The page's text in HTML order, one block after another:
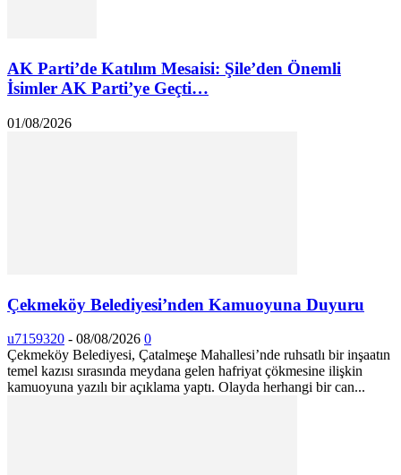
AK Parti’de Katılım Mesaisi: Şile’den Önemli
İsimler AK Parti’ye Geçti…
01/08/2026
Çekmeköy Belediyesi’nden Kamuoyuna Duyuru
u7159320 - 08/08/2026 0
Çekmeköy Belediyesi, Çatalmeşe Mahallesi’nde ruhsatlı bir inşaatın
temel kazısı sırasında meydana gelen hafriyat çökmesine ilişkin
kamuoyuna yazılı bir açıklama yaptı. Olayda herhangi bir can...